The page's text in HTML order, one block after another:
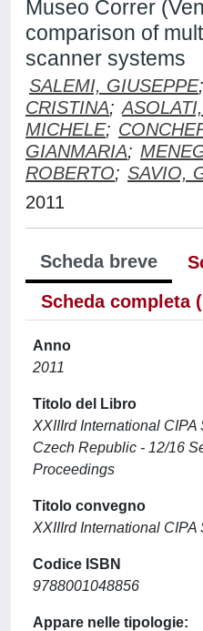
Museo Correr
comparison of
scanner systems
SALEMI, GIUSEPPE;
CRISTINA; ASOLATI,
MICHELE;
GIANMARIA;
ROBERTO; SAVIO,
2011
Scheda breve
Scheda completa
Anno
2011
Titolo del Libro
XXIIIrd International CIPA
Czech Republic - 12/16
Proceedings
Titolo convegno
XXIIIrd International CIPA
Codice ISBN
9788001048856
Appare nelle tipologie: